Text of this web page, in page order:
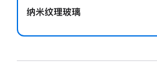
纳米纹理玻璃